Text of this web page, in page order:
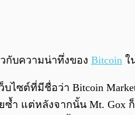
กับความน่าทึ่งของ Bitcoin ใ
ไซต์ที่มีชื่อว่า Bitcoin
ซ้ำ แต่หลังจากนั้น Mt.